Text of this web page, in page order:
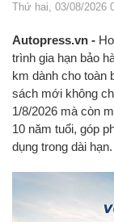
Thứ hai, 03/08/2026
Autopress.vn -
trình gia hạn bảo
km dành cho toàn
sách mới không
1/8/2026 mà còn
10 năm tuổi, góp
dụng trong dài hạn.